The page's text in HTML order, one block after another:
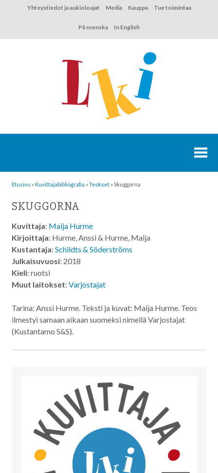
Yhteystiedot ja aukioloajat Media Kauppa Tue toimintaa
På svenska In English
Etusivu »Kuvittaja­bibliografia »Teokset » Skuggorna
SKUGGORNA
Kuvittaja: Maija Hurme
Kirjoittaja: Hurme, Anssi & Hurme, Maija
Kustantaja: Schildts & Söderströms
Julkaisuvuosi: 2018
Kieli: ruotsi
Muut laitokset: Varjostajat
Tarina: Anssi Hurme. Teksti ja kuvat: Maija Hurme. Teos
ilmestyi samaan aikaan suomeksi nimellä Varjostajat
(Kustantamo S&S).